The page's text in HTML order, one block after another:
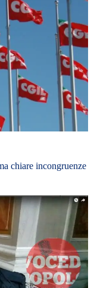
chiare incongruenze